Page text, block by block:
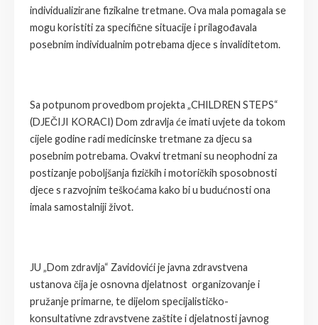
individualizirane fizikalne tretmane. Ova mala pomagala se
mogu koristiti za specifične situacije i prilagođavala
posebnim individualnim potrebama djece s invaliditetom.
Sa potpunom provedbom projekta „CHILDREN STEPS“
(DJEČIJI KORACI) Dom zdravlja će imati uvjete da tokom
cijele godine radi medicinske tretmane za djecu sa
posebnim potrebama. Ovakvi tretmani su neophodni za
postizanje poboljšanja fizičkih i motoričkih sposobnosti
djece s razvojnim teškoćama kako bi u budućnosti ona
imala samostalniji život.
JU „Dom zdravlja“ Zavidovići je javna zdravstvena
ustanova čija je osnovna djelatnost organizovanje i
pružanje primarne, te dijelom specijalističko-
konsultativne zdravstvene zaštite i djelatnosti javnog